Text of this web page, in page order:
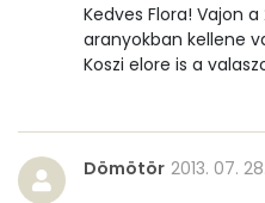
Víz
Vitaminok
Kedves Flora! Vajon
aranyokban kellene
Koszi elore is a
Dömötör 2013. 07.